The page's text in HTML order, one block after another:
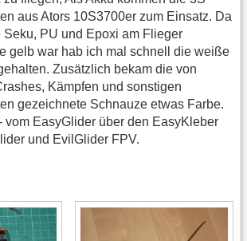
aus Ators 10S3700er zum Einsatz. Da
Seku, PU und Epoxi am Flieger
gelb war hab ich mal schnell die weiße
Zusätzlich bekam die von
Kämpfen und sonstigen
gezeichnete Schnauze etwas Farbe.
vom EasyGlider über den EasyKleber
und EvilGlider FPV.